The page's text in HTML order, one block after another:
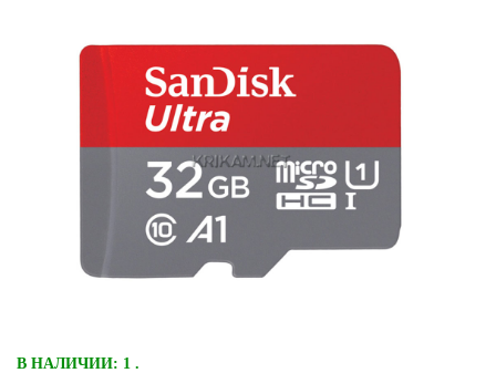
В НАЛИЧИИ: 1 .